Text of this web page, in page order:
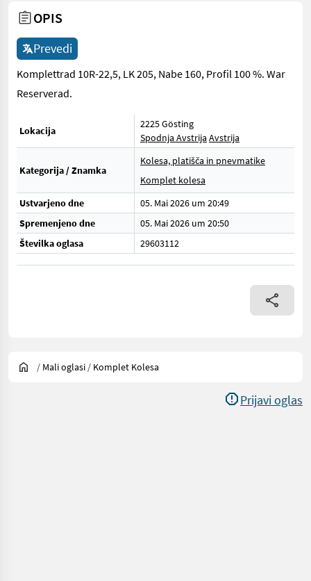
OPIS
Prevedi
Komplettrad 10R-22,5, LK 205, Nabe 160, Profil 100 %. War
Reserverad.
Lokacija
2225 Gösting
Spodnja Avstrija Avstrija
Kategorija / Znamka
Kolesa, platišča in pnevmatike
Komplet kolesa
Ustvarjeno dne
05. Mai 2026 um 20:49
Spremenjeno dne
05. Mai 2026 um 20:50
Številka oglasa
29603112
/ Mali oglasi / Komplet Kolesa
Prijavi oglas